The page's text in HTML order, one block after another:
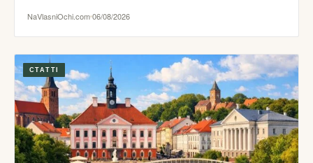
NaVlasniOchi.com06/08/2026
СТАТТІ